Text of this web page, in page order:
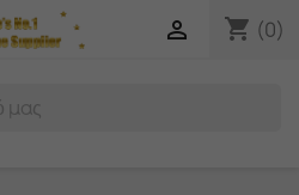
shopping_cart (0)
